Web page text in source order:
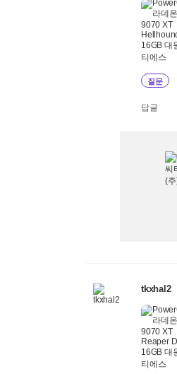
질문
답글
tkxhal2